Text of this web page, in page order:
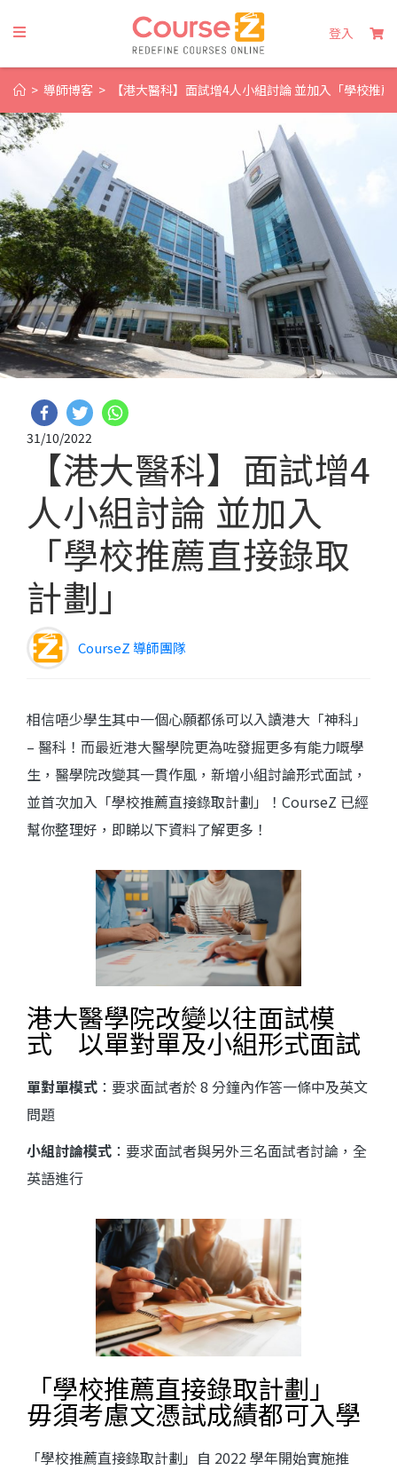
登入
> 導師博客 > 【港大醫科】面試增4人小組討論 並加入「學校推
31/10/2022
【港大醫科】面試增4
人小組討論 並加入
「學校推薦直接錄取
計劃」
CourseZ 導師團隊
相信唔少學生其中一個心願都係可以入讀港大「神科」
– 醫科！ 而最近港大醫學院更為咗發掘更多有能力嘅學
生， 醫學院改變其一貫作風，新增小組討論形式面試，
並首次加入「學校推薦直接錄取計劃」！CourseZ 已經
幫你整理好，即睇以下資料了解更多！
港大醫學院改變以往面試模
式 以單對單及小組形式面試
單對單模式 ：要求面試者於 8 分鐘內作答一條中及英文
問題
小組討論模式 ：要求面試者與另外三名面試者討論，全
英語進行
「學校推薦直接錄取計劃」
毋須考慮文憑試成績都可入學
「學校推薦直接錄取計劃」自 2022 學年開始實施推